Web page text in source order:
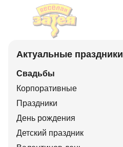
Актуальные праздники
Свадьбы
Корпоративные
Праздники
День рождения
Детский праздник